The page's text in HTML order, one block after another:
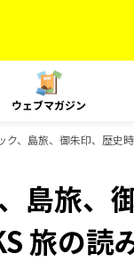
ウェブマガジン
ク、島旅、御朱印、歴史
島旅、
旅の読